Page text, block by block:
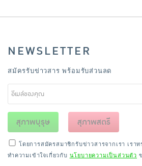
NEWSLETTER
สมัครรับข่าวสาร พร้อมรับส่วนลด
สุภาพบุรุษ สุภาพสตรี
โดยการสมัครสมาชิกรับข่าวสารจากเรา เรา
ทำความเข้าใจเกี่ยวกับ นโยบายความเป็นส่วนตัว